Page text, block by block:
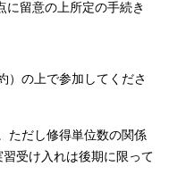
に留意の上所定の手続き
）の上で参加してくださ
ただし修得単位数の関係
受け入れは後期に限って